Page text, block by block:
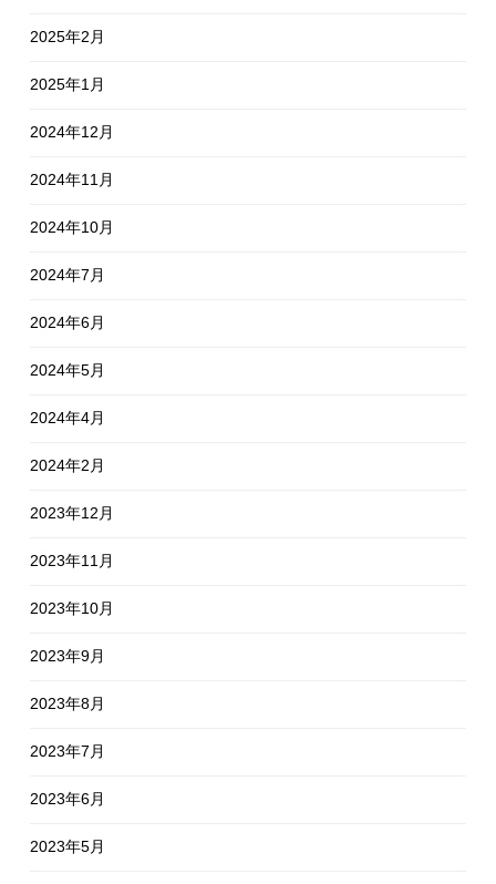
2025年2月
2025年1月
2024年12月
2024年11月
2024年10月
2024年7月
2024年6月
2024年5月
2024年4月
2024年2月
2023年12月
2023年11月
2023年10月
2023年9月
2023年8月
2023年7月
2023年6月
2023年5月